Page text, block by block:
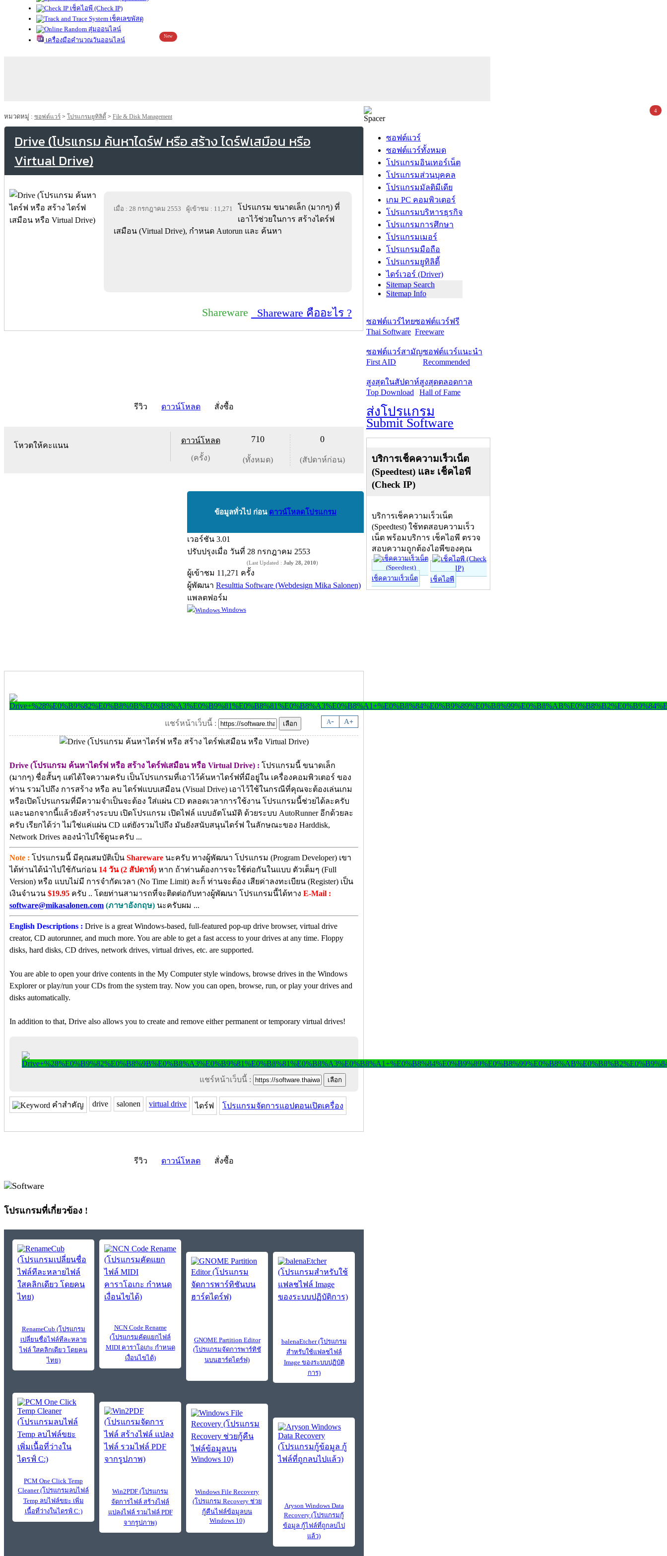
เช็คไอพี (Check IP)
เช็คเลขพัสดุ
สุ่มออนไลน์
เครื่องมือคำนวณวันออนไลน์
New
หมวดหมู่ : ซอฟต์แวร์ > โปรแกรมยูทิลิตี้ > File & Disk Management
Drive (โปรแกรม ค้นหาไดร์ฟ หรือ สร้าง ไดร์ฟเสมือน หรือ
Virtual Drive)
เมื่อ : 28 กรกฎาคม 2553 ผู้เข้าชม : 11,271
โปรแกรม ขนาดเล็ก (มากๆ) ที่
เอาไว้ช่วยในการ สร้างไดร์ฟ
เสมือน (Virtual Drive), กำหนด Autorun และ ค้นหา
Shareware Shareware คืออะไร ?
รีวิว ดาวน์โหลด สั่งซื้อ
โหวตให้คะแนน
ดาวน์โหลด
(ครั้ง)
710
(ทั้งหมด)
0
(สัปดาห์ก่อน)
ข้อมูลทั่วไป ก่อน ดาวน์โหลดโปรแกรม
เวอร์ชัน 3.01
ปรับปรุงเมื่อ วันที่ 28 กรกฎาคม 2553
(Last Updated : July 28, 2010)
ผู้เข้าชม 11,271 ครั้ง
ผู้พัฒนา Resulttia Software (Webdesign Mika Salonen)
แพลตฟอร์ม
Windows
A- A+
แชร์หน้าเว็บนี้ :
Drive (โปรแกรม ค้นหาไดร์ฟ หรือ สร้าง ไดร์ฟเสมือน หรือ Virtual Drive) : โปรแกรมนี้ ขนาดเล็ก
(มากๆ) ชื่อสั้นๆ แต่ได้ใจความครับ เป็นโปรแกรมที่เอาไว้ค้นหาไดร์ฟที่มีอยู่ใน เครื่องคอมพิวเตอร์ ของ
ท่าน รวมไปถึง การสร้าง หรือ ลบ ไดร์ฟแบบเสมือน (Visual Drive) เอาไว้ใช้ในกรณีที่คุณจะต้องเล่นเกม
หรือเปิดโปรแกรมที่มีความจำเป็นจะต้อง ใส่แผ่น CD ตลอดเวลาการใช้งาน โปรแกรมนี้ช่วยได้ละครับ
และนอกจากนี้แล้วยังสร้างระบบ เปิดโปรแกรม เปิดไฟล์ แบบอัตโนมัติ ด้วยระบบ AutoRunner อีกด้วยละ
ครับ เรียกได้ว่า ไม่ใช่แค่แผ่น CD แต่ยังรวมไปถึง มันยังสนับสนุนไดร์ฟ ในลักษณะของ Harddisk,
Network Drives ลองนำไปใช้ดูนะครับ ...
Note : โปรแกรมนี้ มีคุณสมบัติเป็น Shareware นะครับ ทางผู้พัฒนา โปรแกรม (Program Developer) เขา
ได้ท่านได้นำไปใช้กันก่อน 14 วัน (2 สัปดาห์) หาก ถ้าท่านต้องการจะใช้ต่อกันในแบบ ตัวเต็มๆ (Full
Version) หรือ แบบไม่มี การจำกัดเวลา (No Time Limit) ละก็ ท่านจะต้อง เสียค่าลงทะเบียน (Register) เป็น
เงินจำนวน $19.95 ครับ .. โดยท่านสามารถที่จะติดต่อกับทางผู้พัฒนา โปรแกรมนี้ได้ทาง E-Mail :
software@mikasalonen.com (ภาษาอังกฤษ) นะครับผม ...
English Descriptions : Drive is a great Windows-based, full-featured pop-up drive browser, virtual drive
creator, CD autorunner, and much more. You are able to get a fast access to your drives at any time. Floppy
disks, hard disks, CD drives, network drives, virtual drives, etc. are supported.
You are able to open your drive contents in the My Computer style windows, browse drives in the Windows
Explorer or play/run your CDs from the system tray. Now you can open, browse, run, or play your drives and
disks automatically.
In addition to that, Drive also allows you to create and remove either permanent or temporary virtual drives!
แชร์หน้าเว็บนี้ :
คำสำคัญ drive salonen virtual drive ไดร์ฟ โปรแกรมจัดการแอปตอนเปิดเครื่อง
รีวิว ดาวน์โหลด สั่งซื้อ
โปรแกรมที่เกี่ยวข้อง !
RenameCub (โปรแกรม
เปลี่ยนชื่อไฟล์ทีละหลาย
ไฟล์ ใสคลิกเดียว โดยคน
ไทย)
NCN Code Rename
(โปรแกรมคัดแยกไฟล์
MIDI คาราโอเกะ กำหนด
เงื่อนไขได้)
GNOME Partition Editor
(โปรแกรมจัดการพาร์ทิชั
นบนฮาร์ดไดร์ฟ)
balenaEtcher (โปรแกรม
สำหรับใช้แฟลชไฟล์
Image ของระบบปฏิบัติ
การ)
PCM One Click Temp
Cleaner (โปรแกรมลบไฟล์
Temp ลบไฟล์ขยะ เพิ่ม
เนื้อที่ว่างในไดรฟ์ C:)
Win2PDF (โปรแกรม
จัดการไฟล์ สร้างไฟล์
แปลงไฟล์ รวมไฟล์ PDF
จากรูปภาพ)
Windows File Recovery
(โปรแกรม Recovery ช่วย
กู้คืนไฟล์ข้อมูลบน
Windows 10)
Aryson Windows Data
Recovery (โปรแกรมกู้
ข้อมูล กู้ไฟล์ที่ถูกลบไป
แล้ว)
ซอฟต์แวร์
ซอฟต์แวร์ทั้งหมด
โปรแกรมอินเทอร์เน็ต
โปรแกรมส่วนบุคคล
โปรแกรมมัลติมีเดีย
เกม PC คอมพิวเตอร์
โปรแกรมบริหารธุรกิจ
โปรแกรมการศึกษา
โปรแกรมเมอร์
โปรแกรมมือถือ
โปรแกรมยูทิลิตี้
ไดร์เวอร์ (Driver)
Sitemap Search
Sitemap Info
ซอฟต์แวร์ไทย
Thai Software
ซอฟต์แวร์ฟรี
Freeware
ซอฟต์แวร์สามัญ
First AID
ซอฟต์แวร์แนะนำ
Recommended
สูงสุดในสัปดาห์
Top Download
สูงสุดตลอดกาล
Hall of Fame
ส่งโปรแกรม
Submit Software
บริการเช็คความเร็วเน็ต
(Speedtest) และ เช็คไอพี
(Check IP)
บริการเช็คความเร็วเน็ต
(Speedtest) ใช้ทดสอบความเร็ว
เน็ต พร้อมบริการ เช็คไอพี ตรวจ
สอบความถูกต้องไอพีของคุณ
เช็คความเร็วเน็ต เช็คไอพี
4